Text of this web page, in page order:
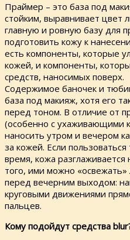
Праймер – это база под
стойким, выравнивает цвет
главную и ровную базу для
подготовить кожу к
есть компоненты, которые
кожей, и компоненты,
средств, наносимых поверх.
Содержимое баночек и
база под макияж, хотя его
перед тоном. В отличие от
(особенно с ухаживающими
наносить утром и вечером
за кожей. Если
время, кожа
того, ими можно
перед вечерним выходом:
круговыми движениями
пальцев.
Кому подойдут средства